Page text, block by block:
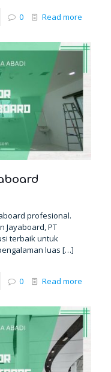
0 Read more
profesional.
Jayaboard, PT
terbaik untuk
luas […]
0 Read more